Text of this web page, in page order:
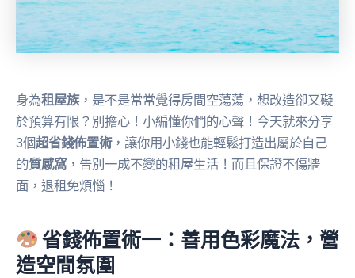
身為租屋族，是不是常常覺得房間空蕩蕩，想改造卻又礙
於預算有限？別擔心！小編懂你們的心聲！今天就來分享
3個超省錢佈置術，讓你用小錢也能輕鬆打造出屬於自己
的質感窩 ，告別一成不變的租屋生活！而且保證不傷牆
面，退租免煩惱！
省錢佈置術一：善用色彩魔法，營
造空間氛圍